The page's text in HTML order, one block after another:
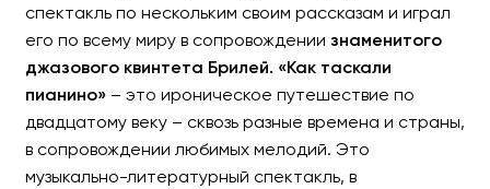
В сопровождении квартета
спектакль по нескольким своим рассказам и играл
его по всему миру в сопровождении знаменитого
джазового квинтета Брилей. «Как таскали
пианино»– это ироническое путешествие по
двадцатому веку – сквозь разные времена и страны,
в сопровождении любимых мелодий. Это
музыкально-литературный спектакль, в